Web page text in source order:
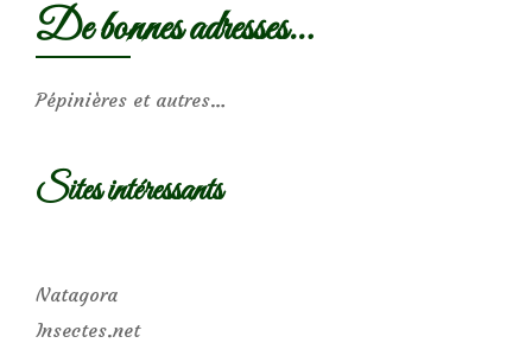
De bonnes adresses…
Pépinières et autres…
Sites intéressants
Natagora
Insectes.net